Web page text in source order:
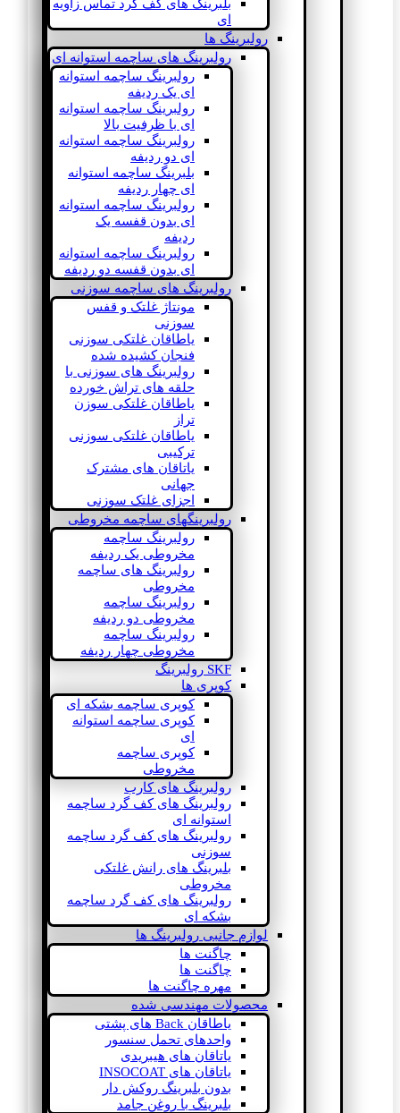
بلبرینگ های کف گرد تماس زاویه
ای
رولبرینگ ها
رولبرینگ های ساچمه استوانه ای
رولبرینگ ساچمه استوانه
ای یک ردیفه
رولبرینگ ساچمه استوانه
ای با ظرفیت بالا
رولبرینگ ساچمه استوانه
ای دو ردیفه
بلبرینگ ساچمه استوانه
ای چهار ردیفه
رولبرینگ ساچمه استوانه
ای بدون قفسه یک
ردیفه
رولبرینگ ساچمه استوانه
ای بدون قفسه دو ردیفه
رولبرینگ های ساچمه سوزنی
مونتاژ غلتک و قفس
سوزنی
یاطاقان غلتکی سوزنی
فنجان کشیده شده
رولبرینگ های سوزنی با
حلقه های تراش خورده
یاطاقان غلتکی سوزن
تراز
یاطاقان غلتکی سوزنی
ترکیبی
یاتاقان های مشترک
جهانی
اجزای غلتک سوزنی
رولبرینگهای ساچمه مخروطی
رولبرینگ ساچمه
مخروطی یک ردیفه
رولبرینگ های ساچمه
مخروطی
رولبرینگ ساچمه
مخروطی دو ردیفه
رولبرینگ ساچمه
مخروطی چهار ردیفه
SKF رولبرینگ
کوپری ها
کوپری ساچمه بشکه ای
کوپری ساچمه استوانه
ای
کوپری ساچمه
مخروطی
رولبرینگ های کارب
رولبرینگ های کف گرد ساچمه
استوانه ای
رولبرینگ های کف گرد ساچمه
سوزنی
بلبرینگ های رانش غلتکی
مخروطی
رولبرینگ های کف گرد ساچمه
بشکه ای
لوازم جانبی رولبرینگ ها
چاگنت ها
چاگنت ها
مهره چاگنت ها
محصولات مهندسی شده
یاطاقان Back های پشتی
واحدهای تحمل سنسور
یاتاقان های هیبریدی
یاتاقان های INSOCOAT
بدون بلبرینگ روکش دار
بلبرینگ با روغن جامد